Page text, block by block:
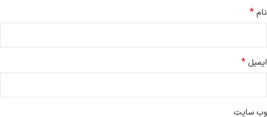
نام*
ایمیل *
وب‌ سایت